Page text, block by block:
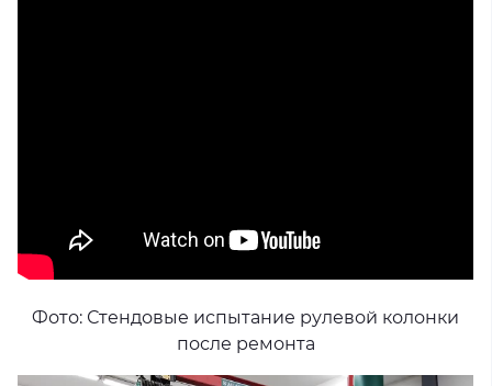
Фото: Стендовые испытание рулевой колонки
после ремонта